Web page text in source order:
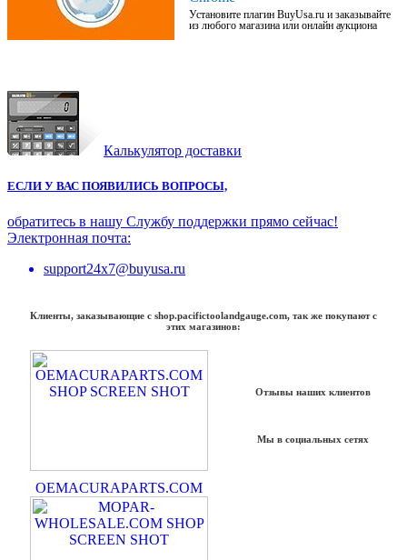
Установите плагин BuyUsa.ru и заказывайте
из любого магазина или онлайн аукциона
Калькулятор доставки
ЕСЛИ У ВАС ПОЯВИЛИСЬ ВОПРОСЫ,
обратитесь в нашу Службу поддержки прямо сейчас!
Электронная почта:
support24x7@buyusa.ru
Клиенты, заказывающие с shop.pacifictoolandgauge.com, так же покупают с
этих магазинов:
OEMACURAPARTS.COM
Отзывы наших клиентов
Мы в социальных сетях